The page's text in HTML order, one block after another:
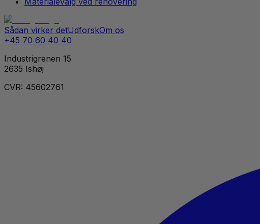
Sådan virker detUdforskOm os
+45 70 60 40 40
Industrigrenen 15
2635 Ishøj
CVR: 45602761